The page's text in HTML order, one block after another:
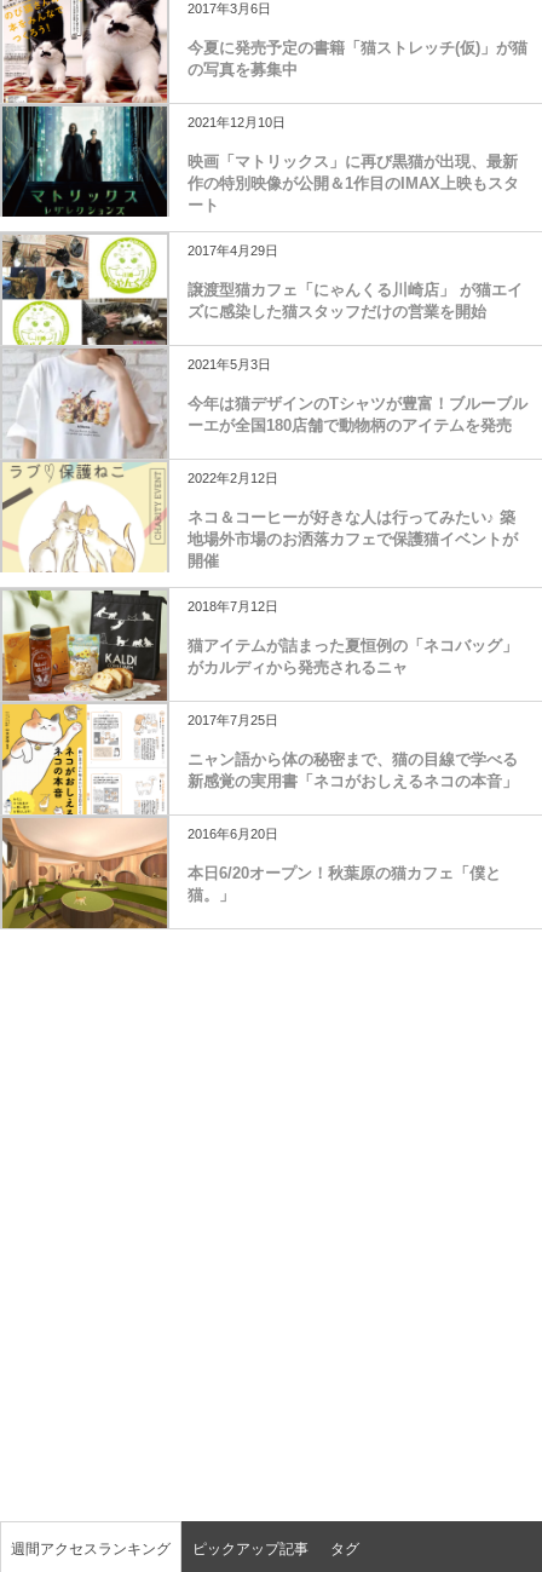
2017年3月6日
今夏に発売予定の書籍「猫ストレッチ(仮)」が猫
の写真を募集中
2021年12月10日
映画「マトリックス」に再び黒猫が出現、最新
作の特別映像が公開＆1作目のIMAX上映もスタ
ート
2017年4月29日
譲渡型猫カフェ「にゃんくる川崎店」 が猫エイ
ズに感染した猫スタッフだけの営業を開始
2021年5月3日
今年は猫デザインのTシャツが豊富！ブルーブル
ーエが全国180店舗で動物柄のアイテムを発売
2022年2月12日
ネコ＆コーヒーが好きな人は行ってみたい♪ 築
地場外市場のお洒落カフェで保護猫イベントが
開催
2018年7月12日
猫アイテムが詰まった夏恒例の「ネコバッグ」
がカルディから発売されるニャ
2017年7月25日
ニャン語から体の秘密まで、猫の目線で学べる
新感覚の実用書「ネコがおしえるネコの本音」
2016年6月20日
本日6/20オープン！秋葉原の猫カフェ「僕と
猫。」
週間アクセスランキング ピックアップ記事 タグ